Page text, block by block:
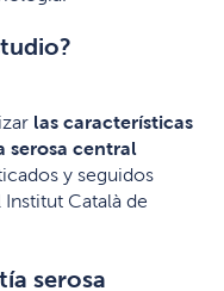
las características
serosa central
y seguidos
Català de
serosa